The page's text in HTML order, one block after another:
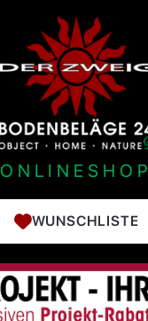
ONLINESHOP
WUNSCHLISTE